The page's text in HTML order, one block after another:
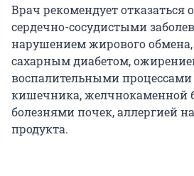
Врач рекомендует отказаться
сердечно-сосудистыми
нарушением жирового обмена,
сахарным диабетом,
воспалительными
кишечника, желчнокаменной
болезнями почек, аллергией
продукта.